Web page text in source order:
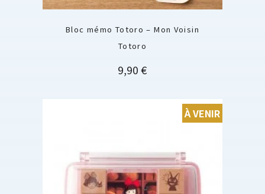
Bloc mémo Totoro – Mon Voisin
Totoro
Prix
9,90 €
À VENIR